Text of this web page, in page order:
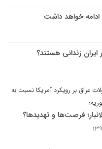
خواهد داشت
زندانی هستند؟
عراق بر رویکرد آمریکا نسبت به
فرصت‌ها و تهدیدها؟